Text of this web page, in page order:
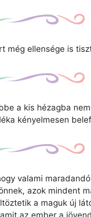
még ellensége is
a kis hézagba
kényelmesen
valami
azok mindent
a maguk új
az ember a